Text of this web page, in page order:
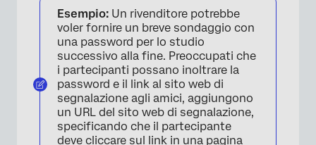
Esempio: Un rivenditore potrebbe
voler fornire un breve sondaggio con
una password per lo studio
successivo alla fine. Preoccupati che
i partecipanti possano inoltrare la
password e il link al sito web di
segnalazione agli amici, aggiungono
un URL del sito web di segnalazione,
specificando che il partecipante
deve cliccare sul link in una pagina